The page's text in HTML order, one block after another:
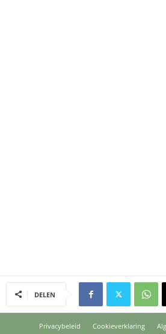
DELEN
Privacybeleid Cookieverklaring